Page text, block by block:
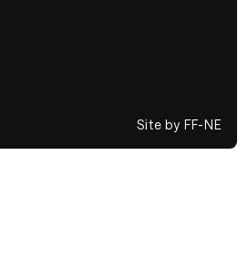
Site by FF-NE